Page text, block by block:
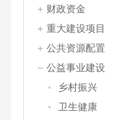
财政资金
重大建设项目
公共资源配置
公益事业建设
乡村振兴
卫生健康